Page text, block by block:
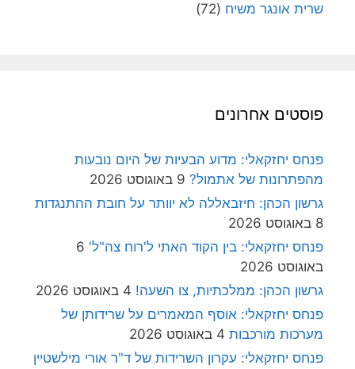
שרית אונגר משיח (72)
פוסטים אחרונים
פנחס יחזקאלי: מדוע הבעיות של היום נובעות
מהפתרונות של אתמול? 9 באוגוסט 2026
גרשון הכהן: חיזבאללה לא יוותר על חובת ההתנגדות
8 באוגוסט 2026
פנחס יחזקאלי: בין הקוד האתי ל'רוח צה"ל' 6
באוגוסט 2026
גרשון הכהן: ממלכתיות, צו השעה! 4 באוגוסט 2026
פנחס יחזקאלי: אוסף המאמרים על שרידותן של
מערכות מורכבות 4 באוגוסט 2026
פנחס יחזקאלי: עקרון השרידות של ד"ר אורי מילשטיין